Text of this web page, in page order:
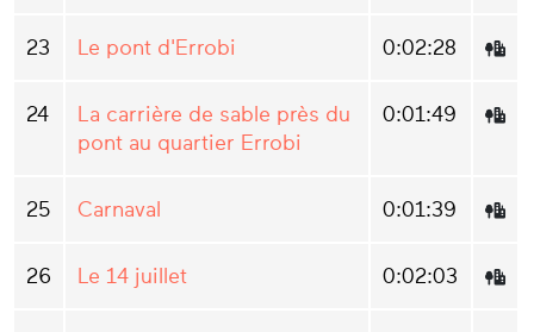
23 Le pont d'Errobi 0:02:28
24
La carrière de sable près du
pont au quartier Errobi
0:01:49
25 Carnaval 0:01:39
26 Le 14 juillet 0:02:03